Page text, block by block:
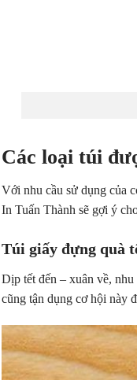
Các loại túi
Với nhu cầu sử dụng của
In Tuấn Thành sẽ gợi ý
Túi giấy đựng quà
Dịp tết đến – xuân về,
cũng tận dụng cơ hội này